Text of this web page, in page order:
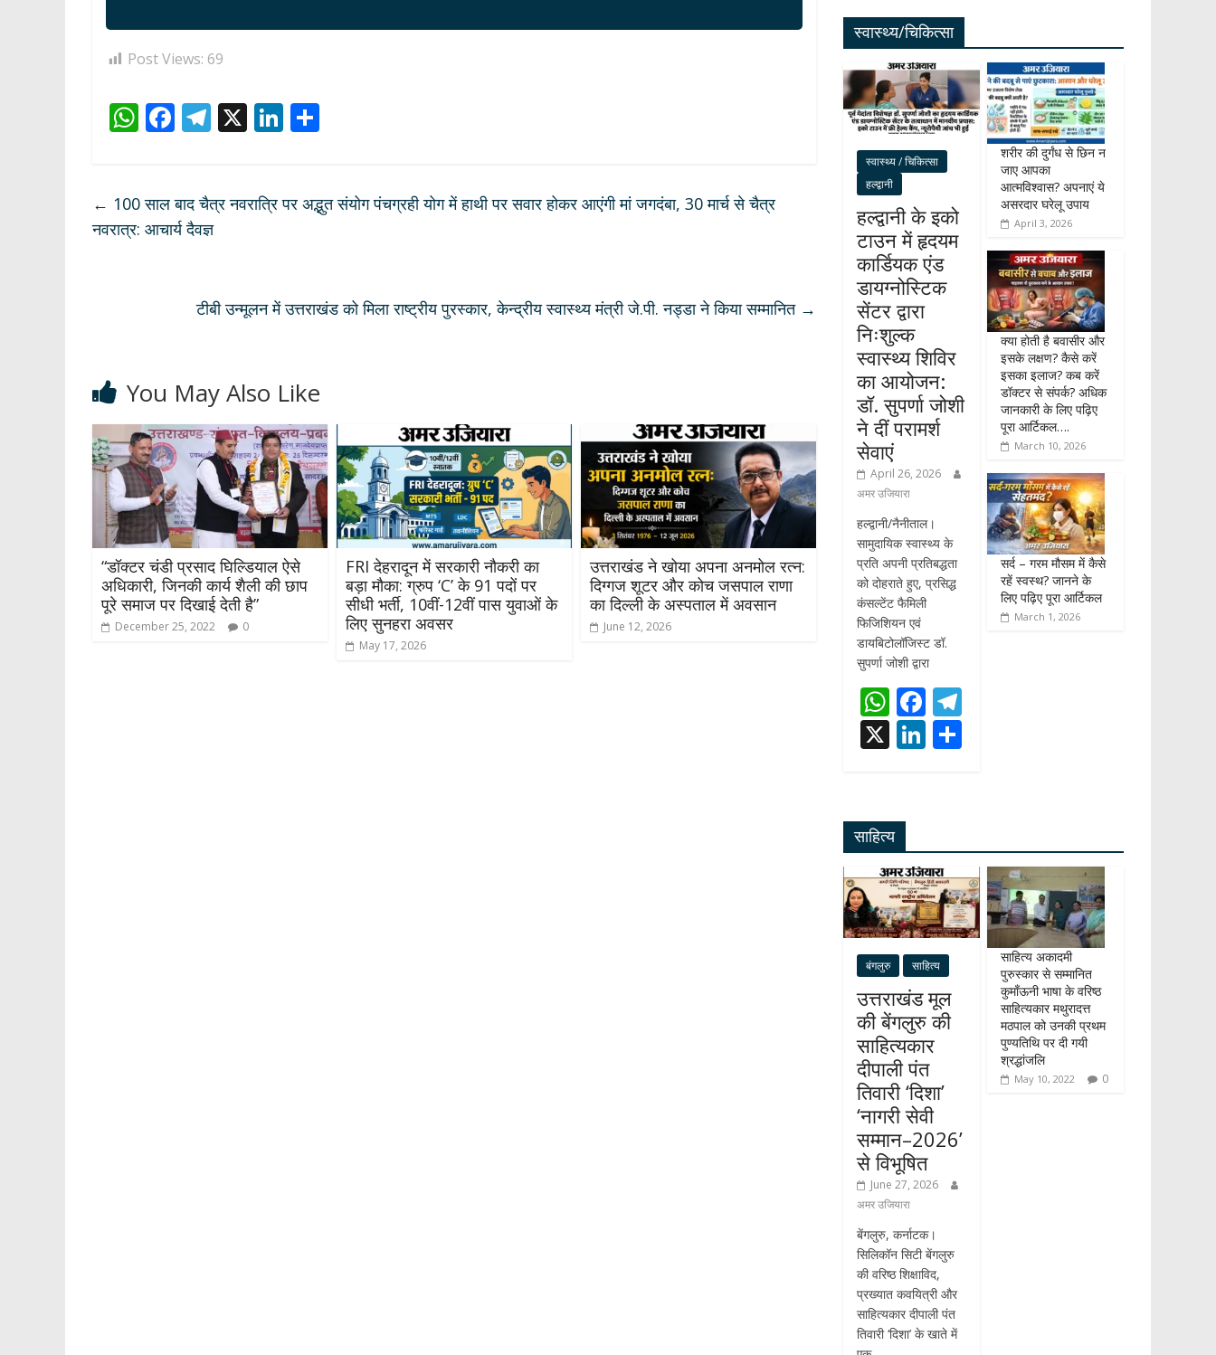
Post Views: 69
W
s
A
F
b
o
T
gr
a
X Li
e e
← 100 साल बाद चैत्र नवरात्रि पर अद्भुत संयोग पंचग्रही योग में हाथी पर सवार होकर आएंगी मां जगदंबा, 30 मार्च से चैत्र
नवरात्र: आचार्य दैवज्ञ
टीबी उन्मूलन में उत्तराखंड को मिला राष्ट्रीय पुरस्कार, केन्द्रीय स्वास्थ्य मंत्री जे.पी. नड्डा ने किया सम्मानित →
You May Also Like
“डॉक्टर चंडी प्रसाद घिल्डियाल ऐसे
अधिकारी, जिनकी कार्य शैली की छाप
पूरे समाज पर दिखाई देती है”
December 25, 2022 0
FRI देहरादून में सरकारी नौकरी का
बड़ा मौका: ग्रुप ‘C’ के 91 पदों पर
सीधी भर्ती, 10वीं-12वीं पास युवाओं के
लिए सुनहरा अवसर
May 17, 2026
उत्तराखंड ने खोया अपना अनमोल रत्न:
दिग्गज शूटर और कोच जसपाल राणा
का दिल्ली के अस्पताल में अवसान
June 12, 2026
स्वास्थ्य/चिकित्सा
स्वास्थ्य / चिकित्सा
हल्द्वानी
हल्द्वानी के इको
टाउन में हृदयम
कार्डियक एंड
डायग्नोस्टिक
सेंटर द्वारा
निःशुल्क
स्वास्थ्य शिविर
का आयोजन:
डॉ. सुपर्णा जोशी
ने दीं परामर्श
सेवाएं
April 26, 2026
अमर उजियारा
हल्द्वानी/नैनीताल।
सामुदायिक स्वास्थ्य के
प्रति अपनी प्रतिबद्धता
को दोहराते हुए, प्रसिद्ध
कंसल्टेंट फैमिली
फिजिशियन एवं
डायबिटोलॉजिस्ट डॉ.
सुपर्णा जोशी द्वारा
W
h
at
A
p
p
F
ac
e
o
k
m
X Li
dI
n
शरीर की दुर्गंध से छिन न
जाए आपका
आत्मविश्वास? अपनाएं ये
असरदार घरेलू उपाय
April 3, 2026
क्या होती है बवासीर और
इसके लक्षण? कैसे करें
इसका इलाज? कब करें
डॉक्टर से संपर्क? अधिक
जानकारी के लिए पढ़िए
पूरा आर्टिकल….
March 10, 2026
सर्द – गरम मौसम में कैसे
रहें स्वस्थ? जानने के
लिए पढ़िए पूरा आर्टिकल
March 1, 2026
साहित्य
बंगलुरु साहित्य
उत्तराखंड मूल
की बेंगलुरु की
साहित्यकार
दीपाली पंत
तिवारी ‘दिशा’
‘नागरी सेवी
सम्मान–2026’
से विभूषित
June 27, 2026
अमर उजियारा
बेंगलुरु, कर्नाटक।
सिलिकॉन सिटी बेंगलुरु
की वरिष्ठ शिक्षाविद,
प्रख्यात कवयित्री और
साहित्यकार दीपाली पंत
तिवारी ‘दिशा’ के खाते में
साहित्य अकादमी
पुरुस्कार से सम्मानित
कुमाँऊनी भाषा के वरिष्ठ
साहित्यकार मथुरादत्त
मठपाल को उनकी प्रथम
पुण्यतिथि पर दी गयी
श्रद्धांजलि
May 10, 2022 0